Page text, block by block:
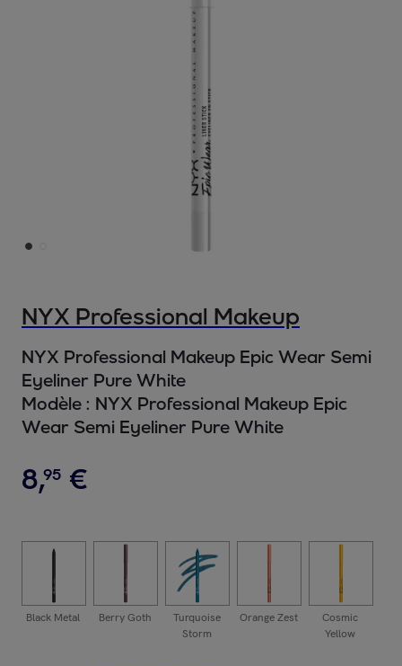
NYX Professional Makeup
NYX Professional Makeup Epic Wear Semi
Eyeliner Pure White
Modèle : NYX Professional Makeup Epic
Wear Semi Eyeliner Pure White
8,95 €
Black Metal Berry Goth
Turquoise
Storm
Orange Zest
Cosmic
Yellow